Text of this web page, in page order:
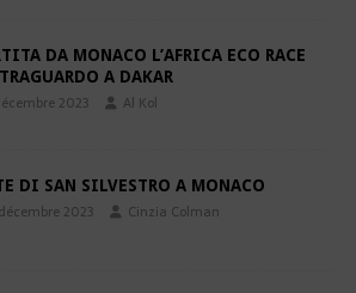
DA MONACO L’AFRICA ECO RACE
A DAKAR
2023 Al Kol
DI SAN SILVESTRO A MONACO
2023 Cinzia Colman